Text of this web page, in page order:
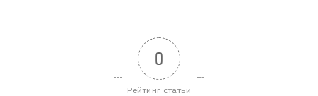
0
Рейтинг статьи